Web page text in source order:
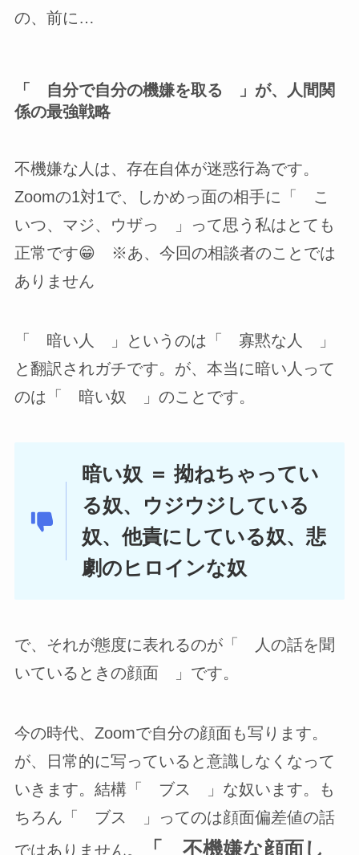
の、前に…
「 自分で自分の機嫌を取る 」が、人間関
係の最強戦略
不機嫌な人は、存在自体が迷惑行為です。
Zoomの1対1で、しかめっ面の相手に「 こ
いつ、マジ、ウザっ 」って思う私はとても
正常です😁 ※あ、今回の相談者のことでは
ありません
「 暗い人 」というのは「 寡黙な人 」
と翻訳されガチです。が、本当に暗い人って
のは「 暗い奴 」のことです。
暗い奴 ＝ 拗ねちゃってい
る奴、ウジウジしている
奴、他責にしている奴、悲
劇のヒロインな奴
で、それが態度に表れるのが「 人の話を聞
いているときの顔面 」です。
今の時代、Zoomで自分の顔面も写ります。
が、日常的に写っていると意識しなくなって
いきます。結構「 ブス 」な奴います。も
ちろん「 ブス 」ってのは顔面偏差値の話
ではありません。
「 不機嫌な顔面し